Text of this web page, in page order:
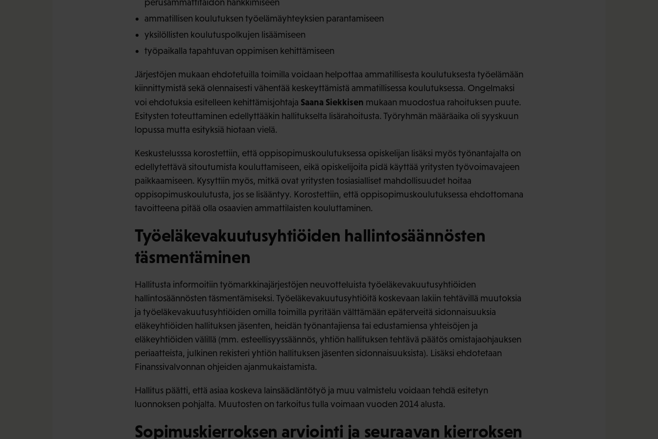
ammatillisen koulutuksen työelämäyhteyksien parantamiseen
yksilöllisten koulutuspolkujen lisäämiseen
työpaikalla tapahtuvan oppimisen kehittämiseen
Järjestöjen mukaan ehdotetuilla toimilla voidaan helpottaa ammatillisesta koulutuksesta työelämään
kiinnittymistä sekä olennaisesti vähentää keskeyttämistä ammatillisessa koulutuksessa. Ongelmaksi
voi ehdotuksia esitelleen kehittämisjohtaja Saana Siekkisen mukaan muodostua rahoituksen puute.
Esitysten toteuttaminen edellyttääkin hallitukselta lisärahoitusta. Työryhmän määräaika oli syyskuun
lopussa mutta esityksiä hiotaan vielä.
Keskustelusssa korostettiin, että oppisopimuskoulutuksessa opiskelijan lisäksi myös työnantajalta on
edellytettävä sitoutumista kouluttamiseen, eikä opiskelijoita pidä käyttää yritysten työvoimavajeen
paikkaamiseen. Kysyttiin myös, mitkä ovat yritysten tosiasialliset mahdollisuudet hoitaa
oppisopimuskoulutusta, jos se lisääntyy. Korostettiin, että oppisopimuskoulutuksessa ehdottomana
tavoitteena pitää olla osaavien ammattilaisten kouluttaminen.
Työeläkevakuutusyhtiöiden hallintosäännösten
täsmentäminen
Hallitusta informoitiin työmarkkinajärjestöjen neuvotteluista työeläkevakuutusyhtiöiden
hallintosäännösten täsmentämiseksi. Työeläkevakuutusyhtiöitä koskevaan lakiin tehtävillä muutoksia
ja työeläkevakuutusyhtiöiden omilla toimilla pyritään välttämään epäterveitä sidonnaisuuksia
eläkeyhtiöiden hallituksen jäsenten, heidän työnantajiensa tai edustamiensa yhteisöjen ja
eläkeyhtiöiden välillä (mm. esteellisyyssäännös, yhtiön hallituksen tehtävä päätös omistajaohjauksen
periaatteista, julkinen rekisteri yhtiön hallituksen jäsenten sidonnaisuuksista). Lisäksi ehdotetaan
Finanssivalvonnan ohjeiden ajanmukaistamista.
Hallitus päätti, että asiaa koskeva lainsäädäntötyö ja muu valmistelu voidaan tehdä esitetyn
luonnoksen pohjalta. Muutosten on tarkoitus tulla voimaan vuoden 2014 alusta.
Sopimuskierroksen arviointi ja seuraavan kierroksen